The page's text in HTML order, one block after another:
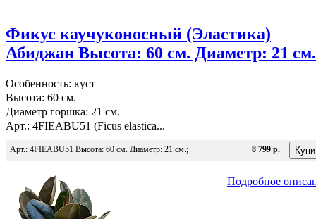
Фикус каучуконосный (Эластика)
Абиджан Высота: 60 см. Диаметр: 21 см.
Особенность: куст
Высота: 60 см.
Диаметр горшка: 21 см.
Арт.: 4FIEABU51 (Ficus elastica...
Арт.: 4FIEABU51 Высота: 60 см. Диаметр: 21 см.; 8'799 р.
Подробное